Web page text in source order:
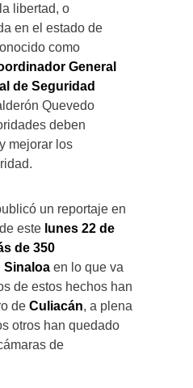
libertad, o
en el estado de
como
General
de Seguridad
Quevedo
deben
mejorar los
un reportaje en
este lunes 22 de
de 350
Sinaloa en lo que va
de estos hechos han
de Culiacán, a plena
otros han quedado
de